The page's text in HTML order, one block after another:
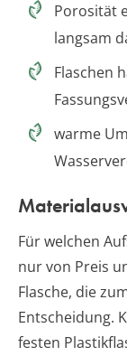
Porosität
langsam
Flaschen
warme
Für welchen
nur von Preis
Flasche, die
Entscheidung.
festen